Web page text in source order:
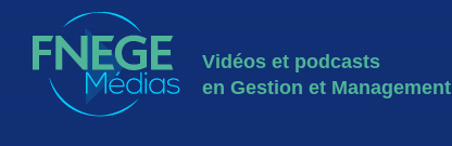
Vidéos et podcasts
en Gestion et Management